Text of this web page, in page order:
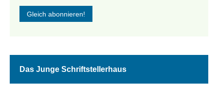
Das Junge Schriftstellerhaus